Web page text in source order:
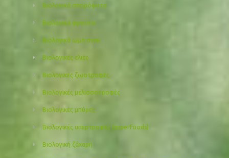
Βιολογικά σπορόφυτα
Βιολογικά φρούτα
Βιολογικά ωμά σνακ
Βιολογικές ελιές
Βιολογικές ζωοτροφές
Βιολογικές μελισσοτροφές
Βιολογικές μπύρες
Βιολογικές υπερτροφές (superfoods)
Βιολογική ζάχαρη